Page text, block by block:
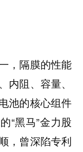
，隔膜的性能
内阻、容量、
池的核心组件
“黑马”金力股
，曾深陷专利